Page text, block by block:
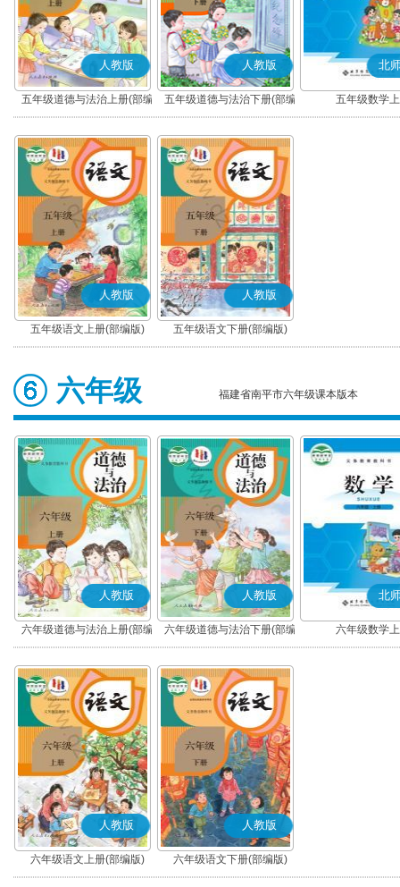
人教版
五年级道德与法治上册(部编
版)
人教版
五年级道德与法治下册(部编
版)
北
五年级数学
人教版
五年级语文上册(部编版)
人教版
五年级语文下册(部编版)
六年级 福建省南平市六年级课本版本
人教版
六年级道德与法治上册(部编
版)
人教版
六年级道德与法治下册(部编
版)
北
六年级数学
人教版
六年级语文上册(部编版)
人教版
六年级语文下册(部编版)